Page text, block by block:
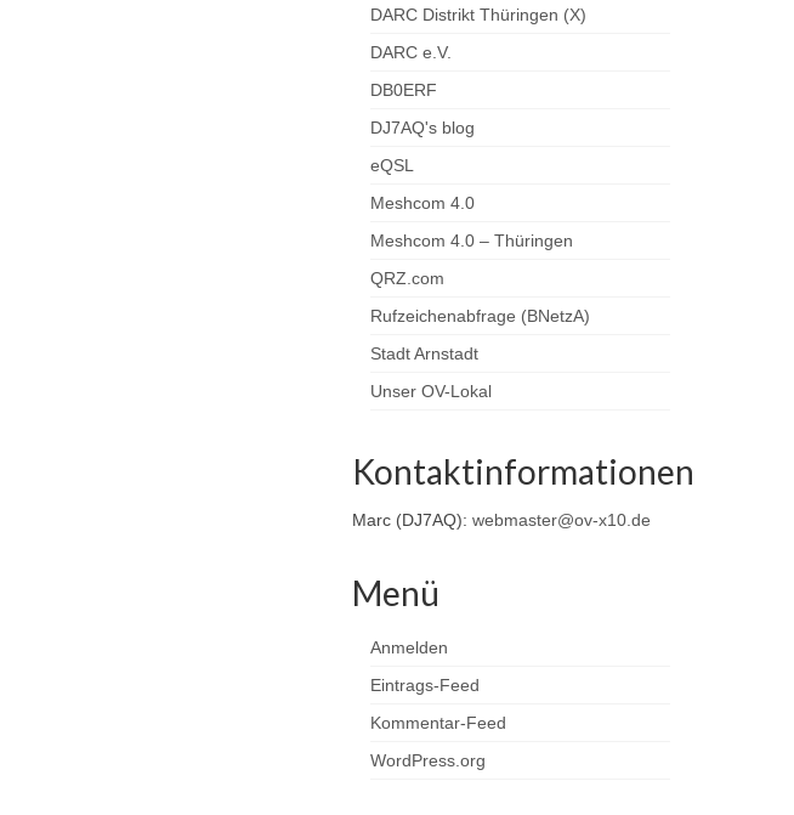
DARC Distrikt Thüringen (X)
DARC e.V.
DB0ERF
DJ7AQ's blog
eQSL
Meshcom 4.0
Meshcom 4.0 – Thüringen
QRZ.com
Rufzeichenabfrage (BNetzA)
Stadt Arnstadt
Unser OV-Lokal
Kontaktinformationen
Marc (DJ7AQ): webmaster@ov-x10.de
Menü
Anmelden
Eintrags-Feed
Kommentar-Feed
WordPress.org